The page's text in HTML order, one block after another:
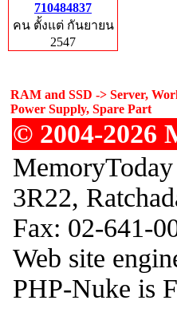
710484837
คน ตั้งแต่ กันยายน
2547
RAM and SSD -> Server,
Power Supply, Spare Part
© 2004-2026
3R22,
Fax: 02-641-
Web site
PHP-Nuke is